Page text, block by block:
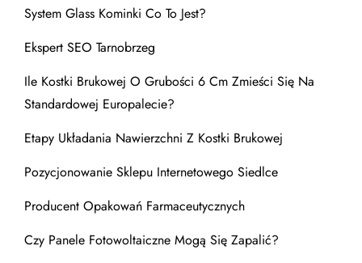
System Glass Kominki Co To Jest?
Ekspert SEO Tarnobrzeg
Ile Kostki Brukowej O Grubości 6 Cm Zmieści Się Na
Standardowej Europalecie?
Etapy Układania Nawierzchni Z Kostki Brukowej
Pozycjonowanie Sklepu Internetowego Siedlce
Producent Opakowań Farmaceutycznych
Czy Panele Fotowoltaiczne Mogą Się Zapalić?